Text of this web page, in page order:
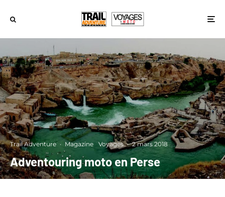
Trail Adventure · Magazine Voyages · 2 mars 2018
Adventouring moto en Perse